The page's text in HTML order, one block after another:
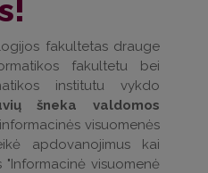
fakultetas drauge
fakultetu bei
institutu vykdo
šneka valdomos
visuomenės
apdovanojimus kai
visuomenė